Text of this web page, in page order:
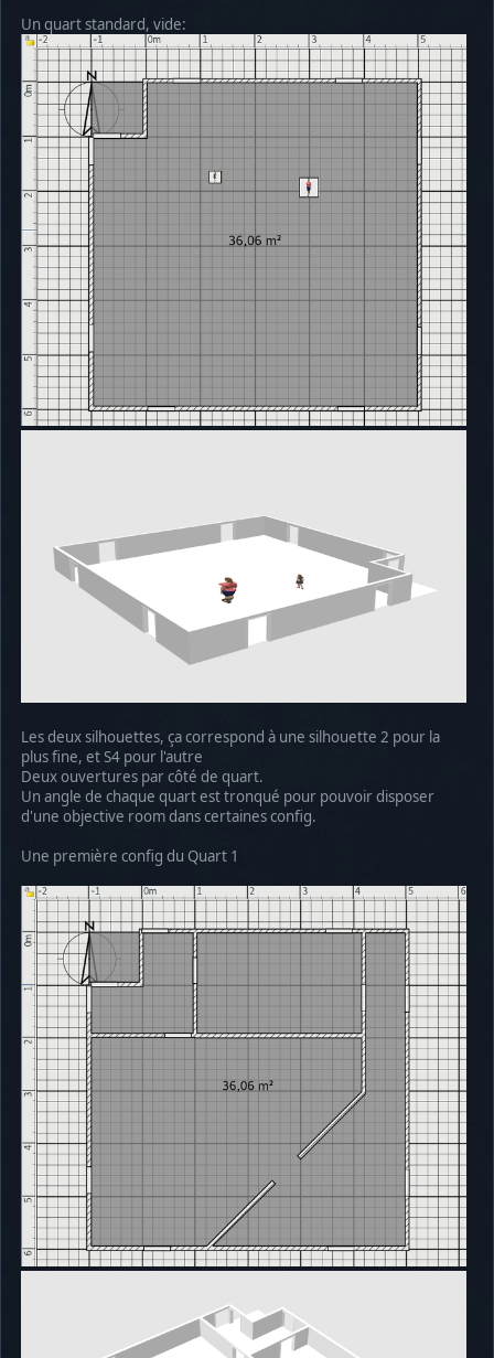
Un quart standard, vide:
Les deux silhouettes, ça correspond à une silhouette 2 pour la
plus fine, et S4 pour l'autre
Deux ouvertures par côté de quart.
Un angle de chaque quart est tronqué pour pouvoir disposer
d'une objective room dans certaines config.
Une première config du Quart 1